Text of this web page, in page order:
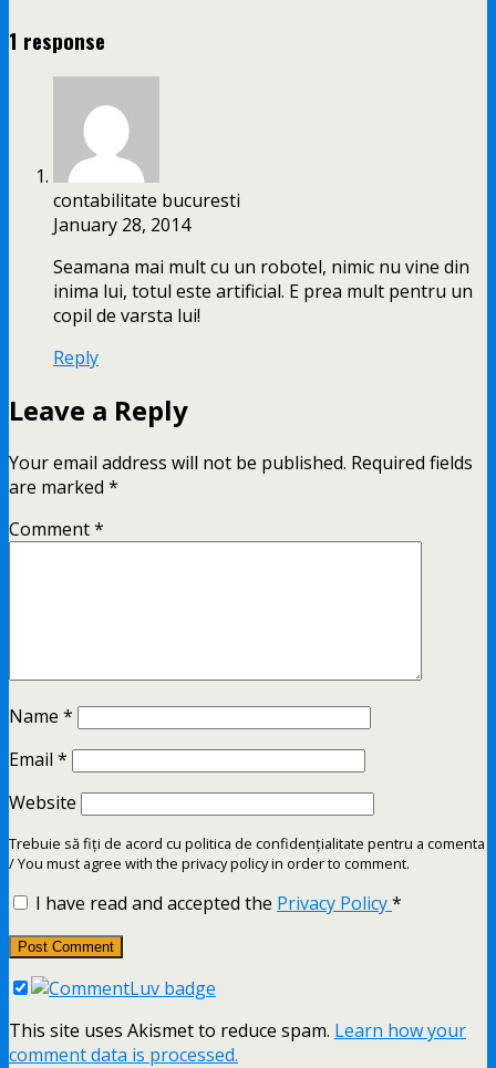
1 response
contabilitate bucuresti
January 28, 2014
Seamana mai mult cu un robotel, nimic nu vine din
inima lui, totul este artificial. E prea mult pentru un
copil de varsta lui!
Reply
Leave a Reply
Your email address will not be published. Required fields
are marked *
Comment*
Name *
Email *
Website
Trebuie să fiți de acord cu politica de confidențialitate pentru a comenta
/ You must agree with the privacy policy in order to comment.
I have read and accepted the Privacy Policy*
This site uses Akismet to reduce spam. Learn how your
comment data is processed.